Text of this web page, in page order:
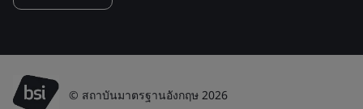
© สถาบันมาตรฐานอังกฤษ 2026